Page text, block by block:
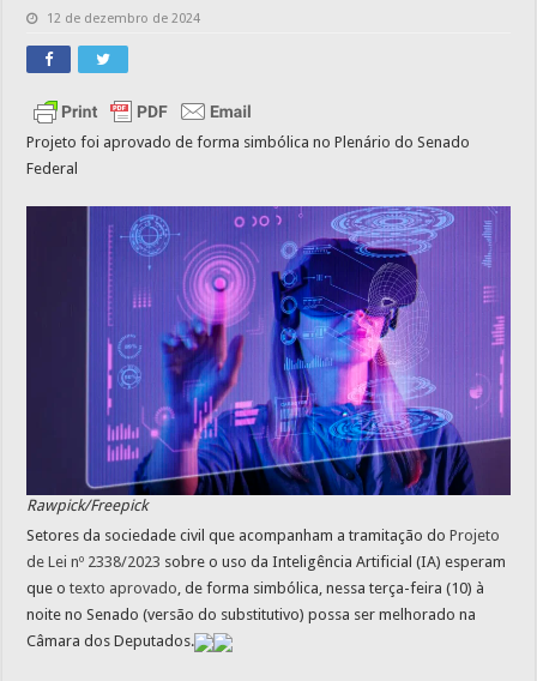
12 de dezembro de 2024
Projeto foi aprovado de forma simbólica no Plenário do Senado
Federal
Rawpick/Freepick
Setores da sociedade civil que acompanham a tramitação doProjeto
de Lei nº 2338/2023 sobre o uso da Inteligência Artificial (IA) esperam
que o texto aprovado, de forma simbólica, nessa terça-feira (10) à
noite no Senado (versão do substitutivo) possa ser melhorado na
Câmara dos Deputados.